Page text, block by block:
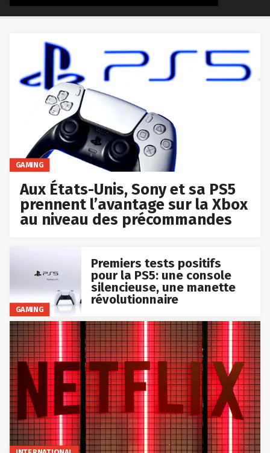
GAMING
Aux États-Unis, Sony et sa PS5
prennent l’avantage sur la Xbox
au niveau des précommandes
GAMING
Premiers tests positifs
pour la PS5: une console
silencieuse, une manette
révolutionnaire